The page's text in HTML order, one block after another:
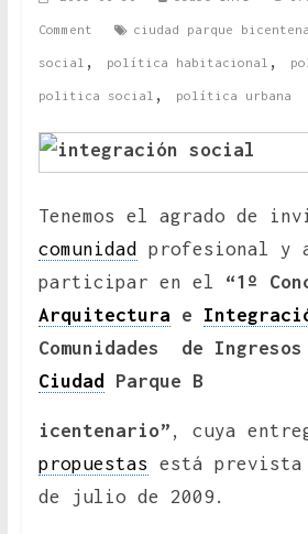
Comment ciudad parque
social , política habitacional ,
politica social , política urbana
Tenemos el agrado de
comunidad
profesional y
participar en el “1º
Arquitectura e
Comunidades de
Ciudad
Parque B
icentenario” , cuya
propuestas está prevista
de julio de 2009.